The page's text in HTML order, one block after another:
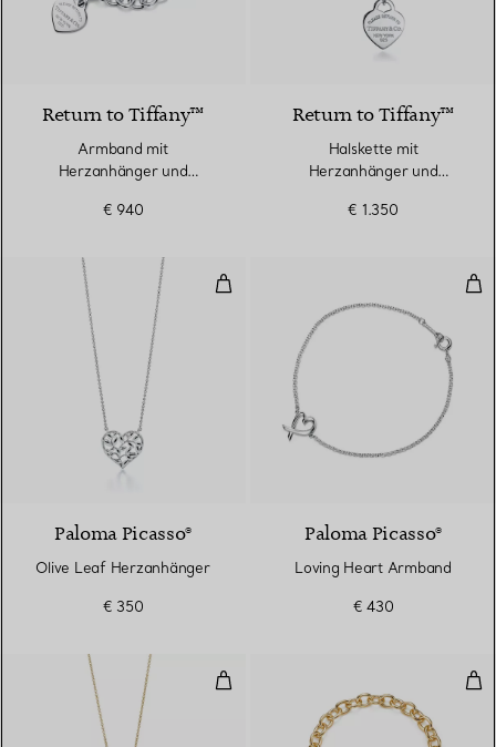
Return to Tiffany™
Armband​ mit
Herzanhänger und
€ 940
Return to Tiffany™
Halskette mit
Herzanhänger und
€ 1.350
Olive Leaf Herzanhänger
Paloma Picasso®
Olive Leaf Herzanhänger
€ 350
Paloma Picasso®
Loving Heart Armband
€ 430
Herzanhänger